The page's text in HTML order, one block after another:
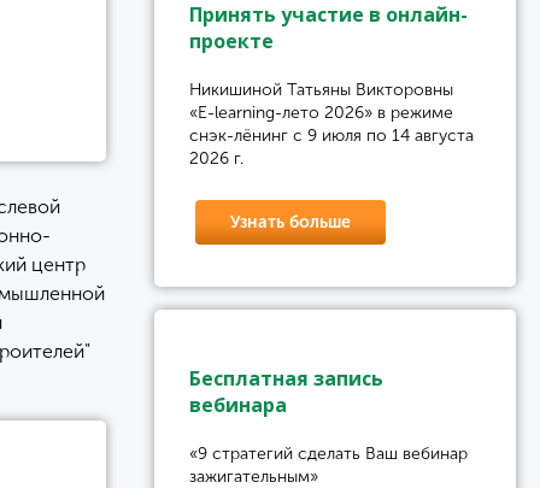
центр
Принять участие в онлайн-
проекте
Никишиной Татьяны Викторовны
«E-learning-лето 2026» в режиме
снэк-лёнинг с 9 июля по 14 августа
2026 г.
Узнать больше
Бесплатная запись
вебинара
«9 стратегий сделать Ваш вебинар
зажигательным»